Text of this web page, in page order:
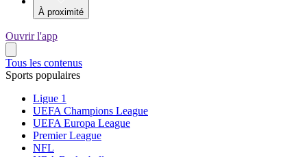
À proximité
Ouvrir l'app
Tous les contenus
Sports populaires
Ligue 1
UEFA Champions League
UEFA Europa League
Premier League
NFL